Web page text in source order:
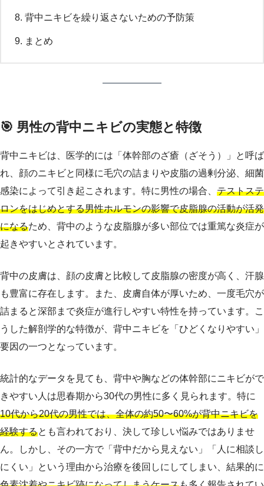
背中ニキビを繰り返さないための予防策
まとめ
🎯 男性の背中ニキビの実態と特徴
背中ニキビは、医学的には「体幹部のざ瘡（ざそう）」と呼ば
れ、顔のニキビと同様に毛穴の詰まりや皮脂の過剰分泌、細菌
感染によって引き起こされます。特に男性の場合、 テストステ
ロンをはじめとする男性ホルモンの影響で皮脂腺の活動が活発
になるため、背中のような皮脂腺が多い部位では重篤な炎症が
起きやすいとされています。
背中の皮膚は、顔の皮膚と比較して皮脂腺の密度が高く、汗腺
も豊富に存在します。また、皮膚自体が厚いため、一度毛穴が
詰まると深部まで炎症が進行しやすい特性を持っています。こ
うした解剖学的な特徴が、背中ニキビを「ひどくなりやすい」
要因の一つとなっています。
統計的なデータを見ても、背中や胸などの体幹部にニキビがで
きやすい人は思春期から30代の男性に多く見られます。特に
10代から20代の男性では、全体の約50〜60%が背中ニキビを
経験するとも言われており、決して珍しい悩みではありませ
ん。しかし、その一方で「背中だから見えない」「人に相談し
にくい」という理由から治療を後回しにしてしまい、結果的に